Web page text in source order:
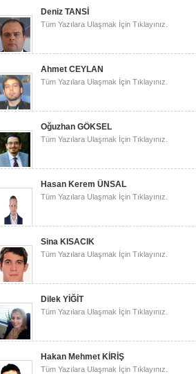
Deniz TANSİ
Tüm Yazılara Ulaşmak İçin Tıklayınız.
Ahmet CEYLAN
Tüm Yazılara Ulaşmak İçin Tıklayınız.
Oğuzhan GÖKSEL
Tüm Yazılara Ulaşmak İçin Tıklayınız.
Hasan Kerem ÜNSAL
Tüm Yazılara Ulaşmak İçin Tıklayınız.
Sina KISACIK
Tüm Yazılara Ulaşmak İçin Tıklayınız.
Dilek YİĞİT
Tüm Yazılara Ulaşmak İçin Tıklayınız.
Hakan Mehmet KİRİŞ
Tüm Yazılara Ulaşmak İçin Tıklayınız.